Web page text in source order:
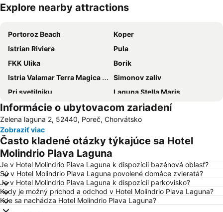
Explore nearby attractions
Portoroz Beach
Koper
Istrian Riviera
Pula
FKK Ulika
Borik
Istria Valamar Terra Magica Bike
Simonov zaliv
Pri svetilniku
Laguna Stella Maris
Koversada
Adria Ankaran
Girandella
Katoro
Krka Strunjan
Aquarium Piran
Simonov zaliv
Aquapark Istralandia
St. Bernardin
Staro mesto Piran
Simonov zaliv Beach
Villas Rubin
Slovenska Obala
AC Zelena Laguna
Laguna
Informácie o ubytovacom zariadení
Zelena laguna 2, 52440, Poreč, Chorvátsko
Zobraziť viac
Často kladené otázky týkajúce sa Hotel
Molindrio Plava Laguna
Je v Hotel Molindrio Plava Laguna k dispozícii bazénová oblasť?
Sú v Hotel Molindrio Plava Laguna povolené domáce zvieratá?
Je v Hotel Molindrio Plava Laguna k dispozícii parkovisko?
Kedy je možný príchod a odchod v Hotel Molindrio Plava Laguna?
Kde sa nachádza Hotel Molindrio Plava Laguna?